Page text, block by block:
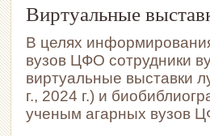
Виртуальные
В целях
вузов ЦФО сотрудники
виртуальные выставки
г., 2024 г.) и
ученым агарных вузов